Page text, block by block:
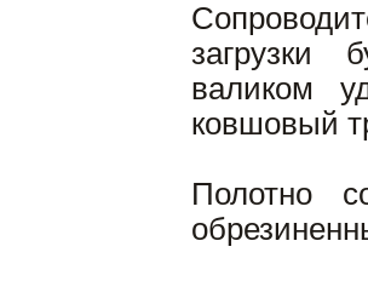
загрузки
валиком
ковшовый
Полотно